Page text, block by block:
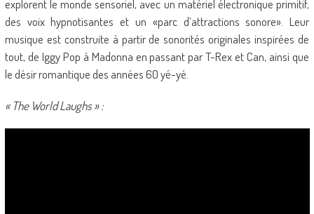
explorent le monde sensoriel, avec un matériel électronique primitif,
des voix hypnotisantes et un «parc d’attractions sonore». Leur
musique est construite à partir de sonorités originales inspirées de
tout, de Iggy Pop à Madonna en passant par T-Rex et Can, ainsi que
le désir romantique des années 60 yé-yé.
« The World Laughs » :